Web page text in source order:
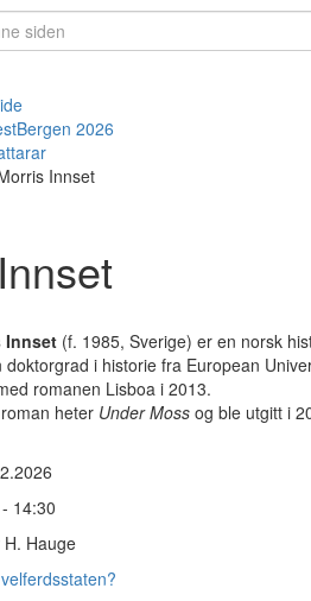
2026
Innset
Innset (f. 1985, Sverige) er en norsk
doktorgrad i historie fra European
romanen Lisboa i 2013.
heter Under Moss og ble utgitt i
14:30
H. Hauge